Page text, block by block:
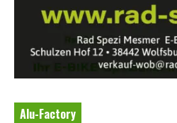
Alu-Factory